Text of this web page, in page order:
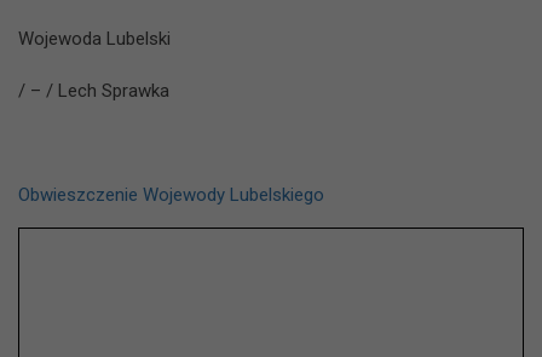
Wojewoda Lubelski
/ – / Lech Sprawka
Obwieszczenie Wojewody Lubelskiego